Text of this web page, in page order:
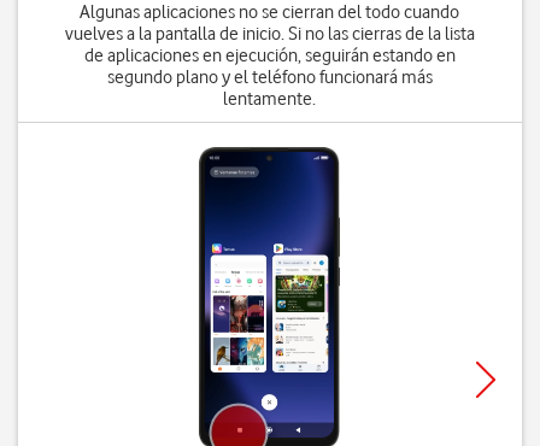
Algunas aplicaciones no se cierran del todo cuando
vuelves a la pantalla de inicio. Si no las cierras de la lista
de aplicaciones en ejecución, seguirán estando en
segundo plano y el teléfono funcionará más
lentamente.